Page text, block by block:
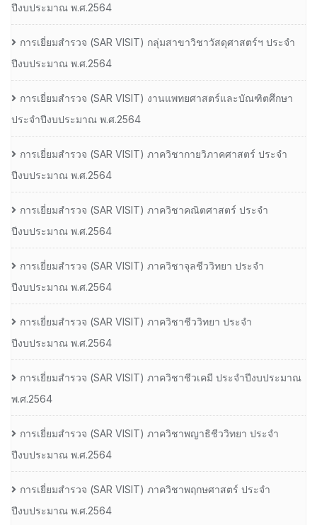
ปีงบประมาณ พ.ศ.2564
การเยี่ยมสํารวจ (SAR VISIT) กลุ่มสาขาวิชาวัสดุศาสตร์ฯ ประจํา
ปีงบประมาณ พ.ศ.2564
การเยี่ยมสํารวจ (SAR VISIT) งานแพทยศาสตร์และบัณฑิตศึกษา
ประจําปีงบประมาณ พ.ศ.2564
การเยี่ยมสํารวจ (SAR VISIT) ภาควิชากายวิภาคศาสตร์ ประจํา
ปีงบประมาณ พ.ศ.2564
การเยี่ยมสํารวจ (SAR VISIT) ภาควิชาคณิตศาสตร์ ประจํา
ปีงบประมาณ พ.ศ.2564
การเยี่ยมสํารวจ (SAR VISIT) ภาควิชาจุลชีววิทยา ประจํา
ปีงบประมาณ พ.ศ.2564
การเยี่ยมสํารวจ (SAR VISIT) ภาควิชาชีววิทยา ประจํา
ปีงบประมาณ พ.ศ.2564
การเยี่ยมสํารวจ (SAR VISIT) ภาควิชาชีวเคมี ประจําปีงบประมาณ
พ.ศ.2564
การเยี่ยมสํารวจ (SAR VISIT) ภาควิชาพญาธิชีววิทยา ประจํา
ปีงบประมาณ พ.ศ.2564
การเยี่ยมสํารวจ (SAR VISIT) ภาควิชาพฤกษศาสตร์ ประจํา
ปีงบประมาณ พ.ศ.2564